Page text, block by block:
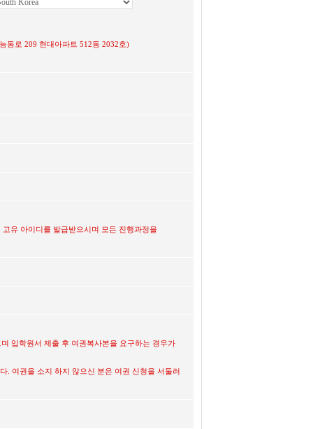
동로 209 현대아파트 512동 2032호)
유 아이디를 발급받으시며 모든 진행과정을
입학원서 제출 후 여권복사본을 요구하는 경우가
. 여권을 소지 하지 않으신 분은 여권 신청을 서둘러